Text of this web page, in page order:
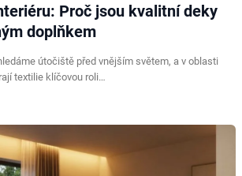
Proč jsou kvalitní deky
doplňkem
útočiště před vnějším světem, a v oblasti
textilie klíčovou roli…